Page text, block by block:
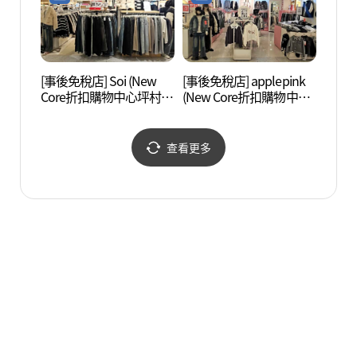
[事後免稅店] Soi (New
Core折扣購物中心坪村
[事後免稅店] applepink
(New Core折扣購物中心
아울렛 평촌점)
查看更多